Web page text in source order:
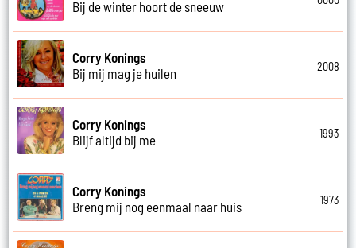
Bij de winter hoort de sneeuw
Corry Konings
Bij mij mag je huilen
2008
Corry Konings
Blijf altijd bij me
1993
Corry Konings
Breng mij nog eenmaal naar huis
1973